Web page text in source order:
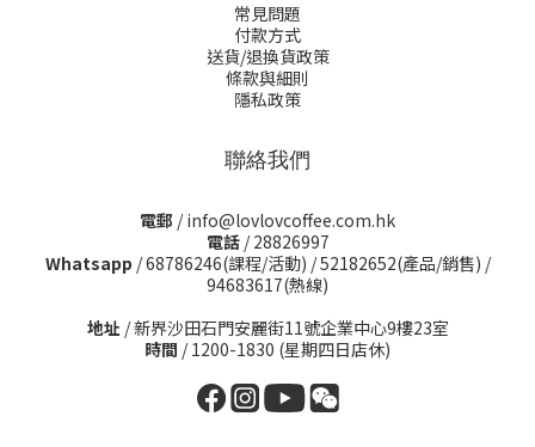
常見問題
付款方式
送貨/退換貨政策
條款與細則
隱私政策
聯絡我們
電郵 / info@lovlovcoffee.com.hk
電話/ 28826997
Whatsapp /68786246(課程/活動) /52182652(產品/銷售) /
94683617(熱線)
地址 / 新界沙田石門安麗街11號企業中心9樓23室
時間 / 1200-1830 (星期四日店休)